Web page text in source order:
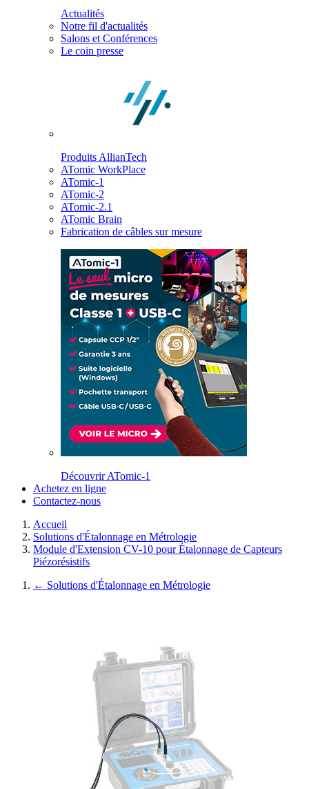
Actualités
Notre fil d'actualités
Salons et Conférences
Le coin presse
Produits AllianTech
ATomic WorkPlace
ATomic-1
ATomic-2
ATomic-2.1
ATomic Brain
Fabrication de câbles sur mesure
Découvrir ATomic-1
Achetez en ligne
Contactez-nous
Accueil
Solutions d'Étalonnage en Métrologie
Module d'Extension CV-10 pour Étalonnage de Capteurs
Piézorésistifs
← Solutions d'Étalonnage en Métrologie